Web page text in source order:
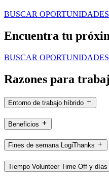
BUSCAR OPORTUNIDADES
Encuentra tu
BUSCAR OPORTUNIDADES
Razones para
Entorno de trabajo híbrido
Beneficios
Fines de semana LogiThanks
Tiempo Volunteer Time Off y